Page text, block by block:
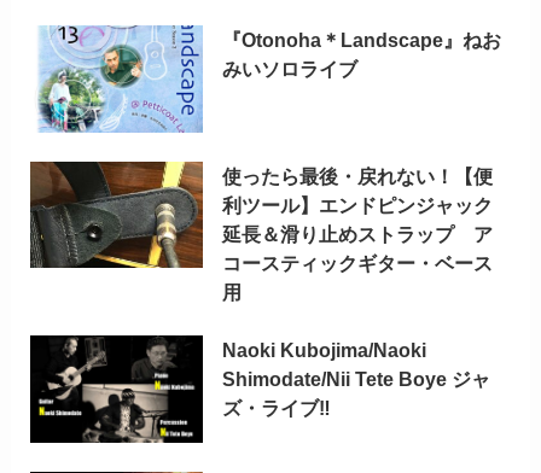
『Otonoha＊Landscape』ねお
みいソロライブ
使ったら最後・戻れない！【便
利ツール】エンドピンジャック
延長＆滑り止めストラップ ア
コースティックギター・ベース
用
Naoki Kubojima/Naoki
Shimodate/Nii Tete Boye ジャ
ズ・ライブ‼